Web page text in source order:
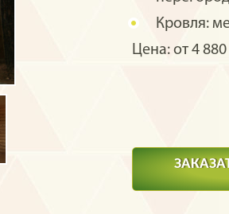
Кровля:
Цена: от 4